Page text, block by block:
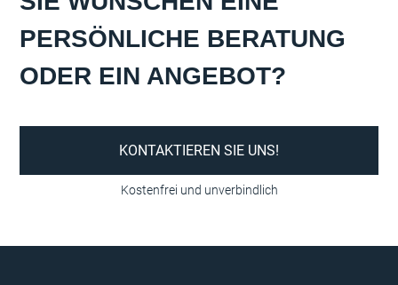
PERSÖNLICHE BERATUNG
ODER EIN ANGEBOT?
KONTAKTIEREN SIE UNS!